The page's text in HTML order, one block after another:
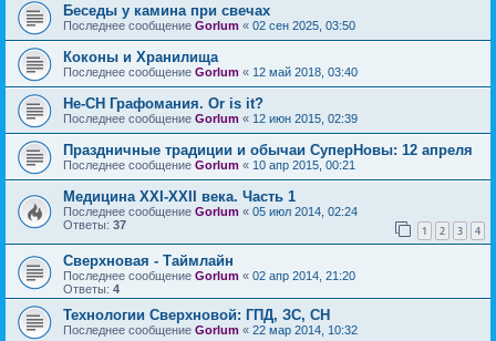
Беседы у камина при свечах
Последнее сообщение Gorlum « 02 сен 2025, 03:50
Коконы и Хранилища
Последнее сообщение Gorlum « 12 май 2018, 03:40
Не-СН Графомания. Or is it?
Последнее сообщение Gorlum « 12 июн 2015, 02:39
Праздничные традиции и обычаи СуперНовы: 12 апреля
Последнее сообщение Gorlum « 10 апр 2015, 00:21
Медицина XXI-XXII века. Часть 1
Последнее сообщение Gorlum « 05 июл 2014, 02:24
Ответы: 37 1 2 3 4
Сверхновая - Таймлайн
Последнее сообщение Gorlum « 02 апр 2014, 21:20
Ответы: 4
Технологии Сверхновой: ГПД, ЗС, СН
Последнее сообщение Gorlum « 22 мар 2014, 10:32